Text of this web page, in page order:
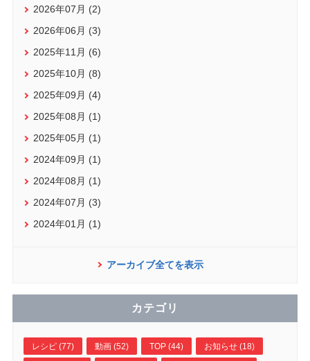
2026年07月 (2)
2026年06月 (3)
2025年11月 (6)
2025年10月 (8)
2025年09月 (4)
2025年08月 (1)
2025年05月 (1)
2024年09月 (1)
2024年08月 (1)
2024年07月 (3)
2024年01月 (1)
アーカイブ全てを表示
カテゴリ
レシピ (77) 動画 (52) TOP (44) お知らせ (18)